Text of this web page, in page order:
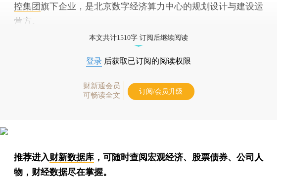
控集团旗下企业，是北京数字经济算力中心的规划设计与建设运
营方。
本文共计1510字 订阅后继续阅读
登录 后获取已订阅的阅读权限
财新通会员
可畅读全文
订阅/会员升级
推荐进入财新数据库 ，可随时查阅宏观经济、股票债券、公司人
物，财经数据尽在掌握。